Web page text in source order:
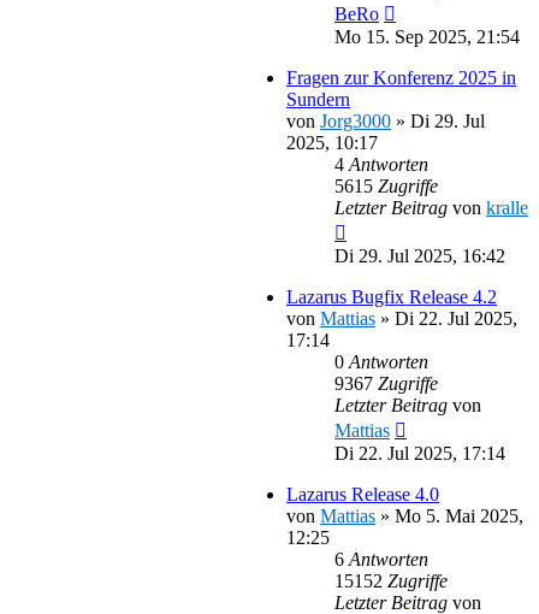
BeRo
Mo 15. Sep 2025, 21:54
Fragen zur Konferenz 2025 in
Sundern
von Jorg3000 » Di 29. Jul
2025, 10:17
4 Antworten
5615 Zugriffe
Letzter Beitrag von kralle
Di 29. Jul 2025, 16:42
Lazarus Bugfix Release 4.2
von Mattias » Di 22. Jul 2025,
17:14
0 Antworten
9367 Zugriffe
Letzter Beitrag von
Mattias
Di 22. Jul 2025, 17:14
Lazarus Release 4.0
von Mattias » Mo 5. Mai 2025,
12:25
6 Antworten
15152 Zugriffe
Letzter Beitrag von